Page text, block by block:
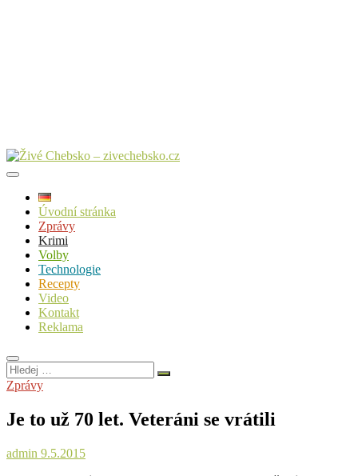
Úvodní stránka
Zprávy
Krimi
Volby
Technologie
Recepty
Video
Kontakt
Reklama
Hledej
…
Zprávy
Je to už 70 let. Veteráni se vrátili
admin 9.5.2015